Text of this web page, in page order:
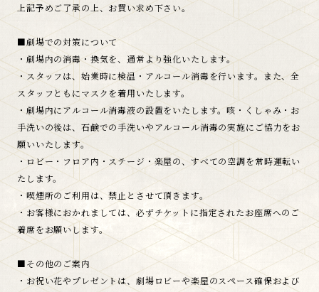
上記予めご了承の上、お買い求め下さい。
■劇場での対策について
・劇場内の消毒・換気を、通常より強化いたします。
・スタッフは、始業時に検温・アルコール消毒を行います。また、全
スタッフともにマスクを着用いたします。
・劇場内にアルコール消毒液の設置をいたします。咳・くしゃみ・お
手洗いの後は、石鹸での手洗いやアルコール消毒の実施にご協力をお
願いいたします。
・ロビー・フロア内・ステージ・楽屋の、すべての空調を常時運転い
たします。
・喫煙所のご利用は、禁止とさせて頂きます。
・お客様におかれましては、必ずチケットに指定されたお座席へのご
着席をお願いします。
■その他のご案内
・お祝い花やプレゼントは、劇場ロビーや楽屋のスペース確保および